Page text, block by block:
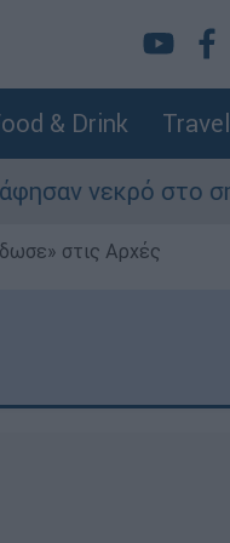
& Drink Travel
στο σημείο
στις Αρχές